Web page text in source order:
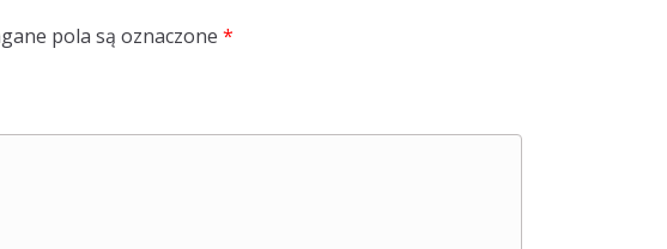
pola są oznaczone *